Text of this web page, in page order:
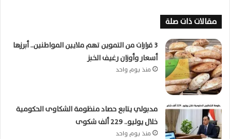
مقالات ذات صلة
3 قرارات من التموين تهم ملايين المواطنين.. أبرزها
أسعار وأوزان رغيف الخبز
منذ يوم واحد
مدبولي يتابع حصاد منظومة الشكاوى الحكومية
خلال يوليو.. 229 ألف شكوى
منذ يوم واحد